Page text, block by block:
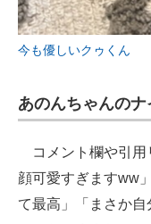
今も優しいクゥくん
あのんちゃんの
コメント欄や引
顔可愛すぎますww
て最高」「まさか